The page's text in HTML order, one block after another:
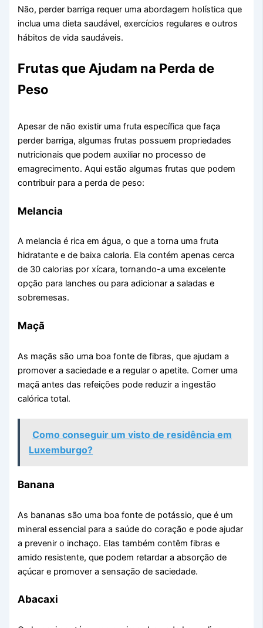
Não, perder barriga requer uma abordagem holística que
inclua uma dieta saudável, exercícios regulares e outros
hábitos de vida saudáveis.
Frutas que Ajudam na Perda de
Peso
Apesar de não existir uma fruta específica que faça
perder barriga, algumas frutas possuem propriedades
nutricionais que podem auxiliar no processo de
emagrecimento. Aqui estão algumas frutas que podem
contribuir para a perda de peso:
Melancia
A melancia é rica em água, o que a torna uma fruta
hidratante e de baixa caloria. Ela contém apenas cerca
de 30 calorias por xícara, tornando-a uma excelente
opção para lanches ou para adicionar a saladas e
sobremesas.
Maçã
As maçãs são uma boa fonte de fibras, que ajudam a
promover a saciedade e a regular o apetite. Comer uma
maçã antes das refeições pode reduzir a ingestão
calórica total.
Como conseguir um visto de residência em
Luxemburgo?
Banana
As bananas são uma boa fonte de potássio, que é um
mineral essencial para a saúde do coração e pode ajudar
a prevenir o inchaço. Elas também contêm fibras e
amido resistente, que podem retardar a absorção de
açúcar e promover a sensação de saciedade.
Abacaxi